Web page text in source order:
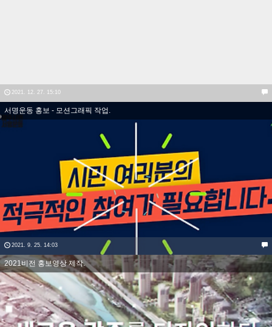
2021. 12. 27. 15:10
서명운동 홍보 - 모션그래픽 작업.
2021. 9. 25. 14:03
2021비전 홍보영상 제작.